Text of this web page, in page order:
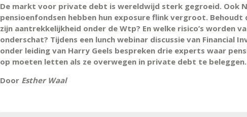
De markt voor private debt is wereldwijd sterk gegroeid. Ook
pensioenfondsen hebben hun exposure flink vergroot. Behoudt
zijn aantrekkelijkheid onder de Wtp? En welke risico’s worden
onderschat? Tijdens een lunch webinar discussie van Financial
onder leiding van Harry Geels bespreken drie experts waar
op moeten letten als ze overwegen in private debt te beleggen.
Door Esther Waal